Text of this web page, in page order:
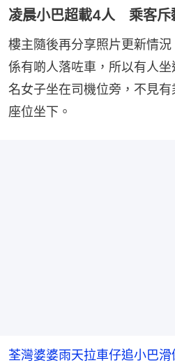
凌晨小巴超載4人 乘客斥
樓主隨後再分享照片更新情
係有啲人落咗車，所以有人
名女子坐在司機位旁，不見有
座位坐下。
荃灣婆婆雨天拉車仔追小巴